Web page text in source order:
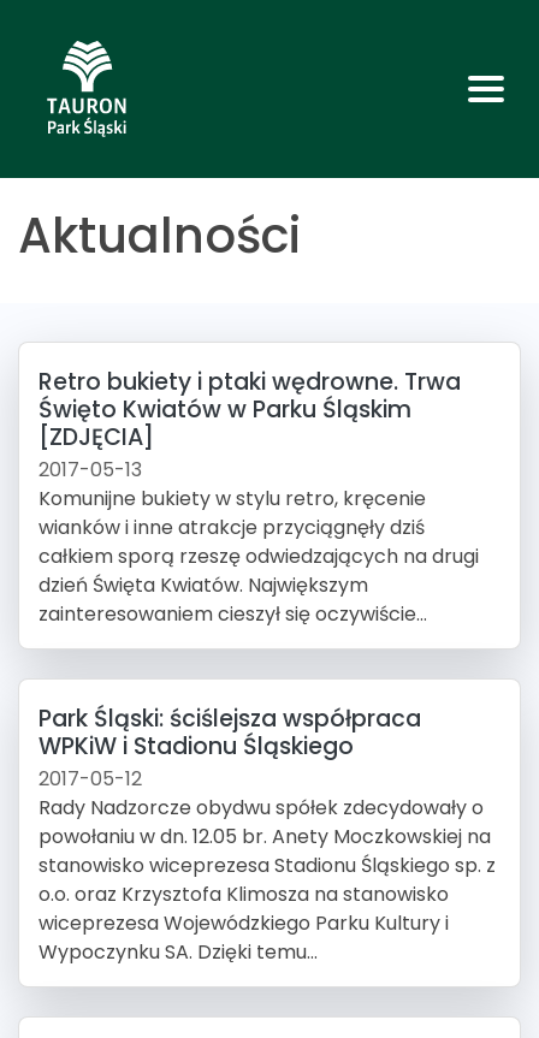
Aktualności
Retro bukiety i ptaki wędrowne. Trwa
Święto Kwiatów w Parku Śląskim
[ZDJĘCIA]
2017-05-13
Komunijne bukiety w stylu retro, kręcenie
wianków i inne atrakcje przyciągnęły dziś
całkiem sporą rzeszę odwiedzających na drugi
dzień Święta Kwiatów. Największym
zainteresowaniem cieszył się oczywiście...
Park Śląski: ściślejsza współpraca
WPKiW i Stadionu Śląskiego
2017-05-12
Rady Nadzorcze obydwu spółek zdecydowały o
powołaniu w dn. 12.05 br. Anety Moczkowskiej na
stanowisko wiceprezesa Stadionu Śląskiego sp. z
o.o. oraz Krzysztofa Klimosza na stanowisko
wiceprezesa Wojewódzkiego Parku Kultury i
Wypoczynku SA. Dzięki temu...